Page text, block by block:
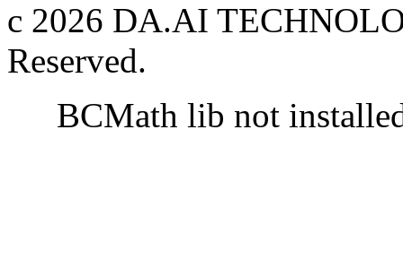
c 2026 DA.AI
Reserved.
BCMath lib not